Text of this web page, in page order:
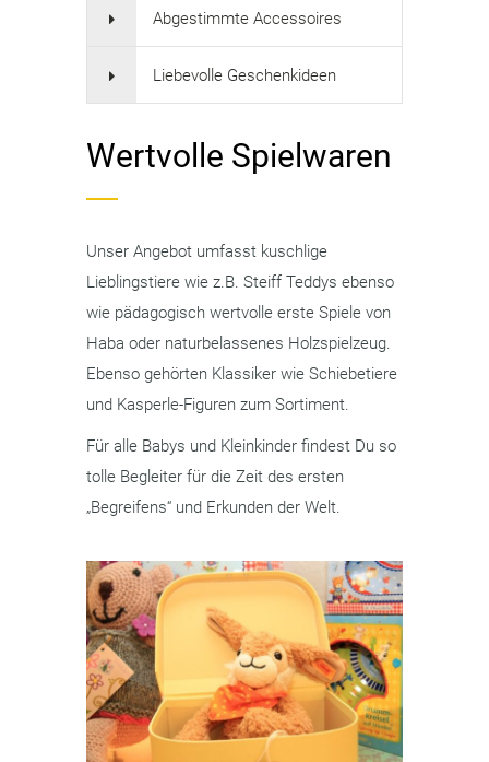
Abgestimmte Accessoires
Liebevolle Geschenkideen
Wertvolle Spielwaren
Unser Angebot umfasst kuschlige
Lieblingstiere wie z.B. Steiff Teddys ebenso
wie pädagogisch wertvolle erste Spiele von
Haba oder naturbelassenes Holzspielzeug.
Ebenso gehörten Klassiker wie Schiebetiere
und Kasperle-Figuren zum Sortiment.
Für alle Babys und Kleinkinder findest Du so
tolle Begleiter für die Zeit des ersten
„Begreifens“ und Erkunden der Welt.